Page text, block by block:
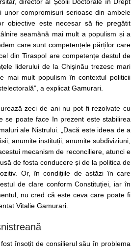
compromisuri serioase din ambele
obiective este necesar să fie pregătit
seamănă mai mult a populism și a
care sunt competențele părților care
din Tiraspol are competențe destul de
liderului de la Chișinău trezesc mari
mai mult populism în contextul politicii
a explicat Gamurari.
zeci de ani nu pot fi rezolvate cu
se poate face în prezent este stabilirea
ale Nistrului. „Dacă este ideea de a
anumite instituții, anumite subdiviziuni,
mecanism de reconciliere, atunci e
de fosta conducere și de la politica de
Or, în condițiile de astăzi în care
de clare conform Constituției, iar în
nu cred că este ceva care poate fi
Vitalie Gamurari.
însoțit de consilierul său în problema